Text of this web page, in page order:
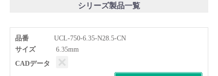
シリーズ製品一覧
品番 UCL-750-6.35-N28.5-CN
サイズ 6.35mm
CADデータ